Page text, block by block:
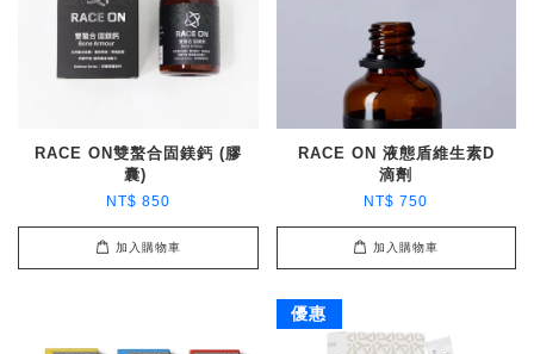
RACE ON雙螯合固鎂鈣 (膠
囊)
NT$ 850
加入購物車
RACE ON 液態盾維生素D
滴劑
NT$ 750
加入購物車
優惠